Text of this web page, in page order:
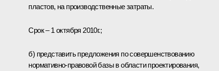
пластов, на производственные затраты.
Срок – 1 октября 2010г.;
б) представить предложения по совершенствованию
нормативно-правовой базы в области проектирования,